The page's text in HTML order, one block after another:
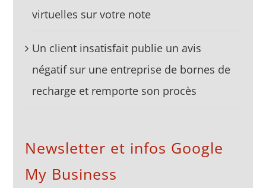
virtuelles sur votre note
Un client insatisfait publie un avis
négatif sur une entreprise de bornes de
recharge et remporte son procès
Newsletter et infos Google
My Business